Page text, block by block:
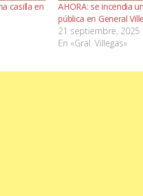
casilla en
AHORA: se incendia
pública en General
21 septiembre, 2025
En «Gral. Villegas»